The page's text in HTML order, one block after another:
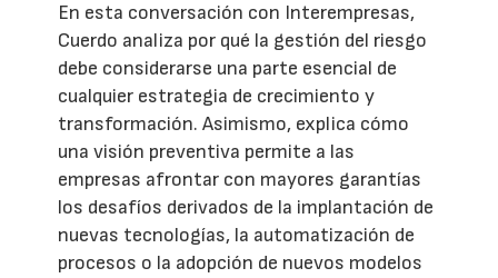
En esta conversación con Interempresas,
Cuerdo analiza por qué la gestión del riesgo
debe considerarse una parte esencial de
cualquier estrategia de crecimiento y
transformación. Asimismo, explica cómo
una visión preventiva permite a las
empresas afrontar con mayores garantías
los desafíos derivados de la implantación de
nuevas tecnologías, la automatización de
procesos o la adopción de nuevos modelos